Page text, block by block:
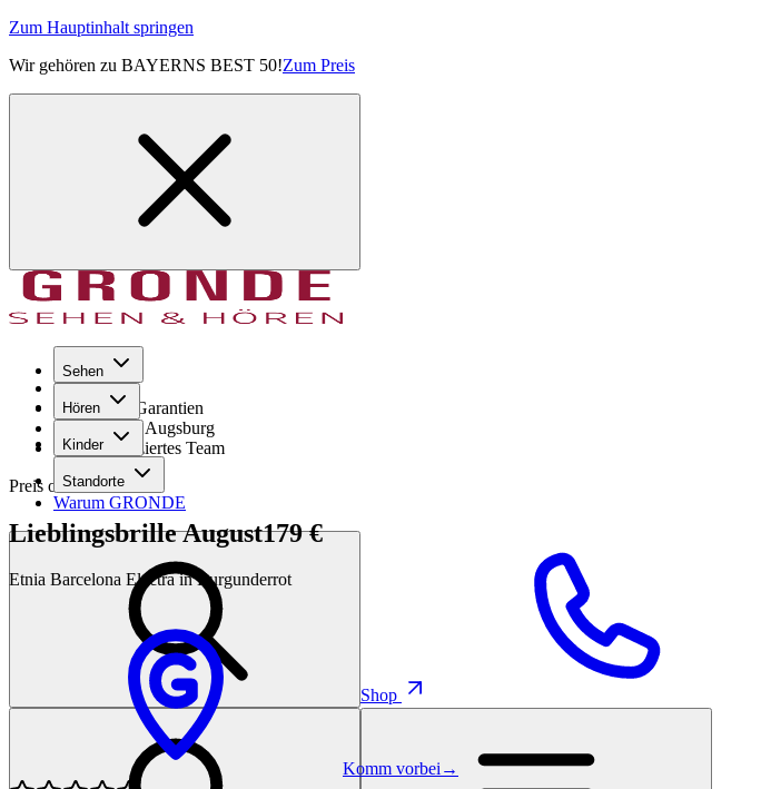
Zum Hauptinhalt springen
Wir gehören zu BAYERNS BEST 50!Zum Preis
Sehen
Hören
Kinder
Standorte
Warum GRONDE
Shop
Seit 1971
GRONDE Garantien
8× im Raum Augsburg
Hochqualifiziertes Team
Preis ohne Sehstärke
Lieblingsbrille August179 €
Etnia Barcelona Electra in Burgunderrot
Komm vorbei→